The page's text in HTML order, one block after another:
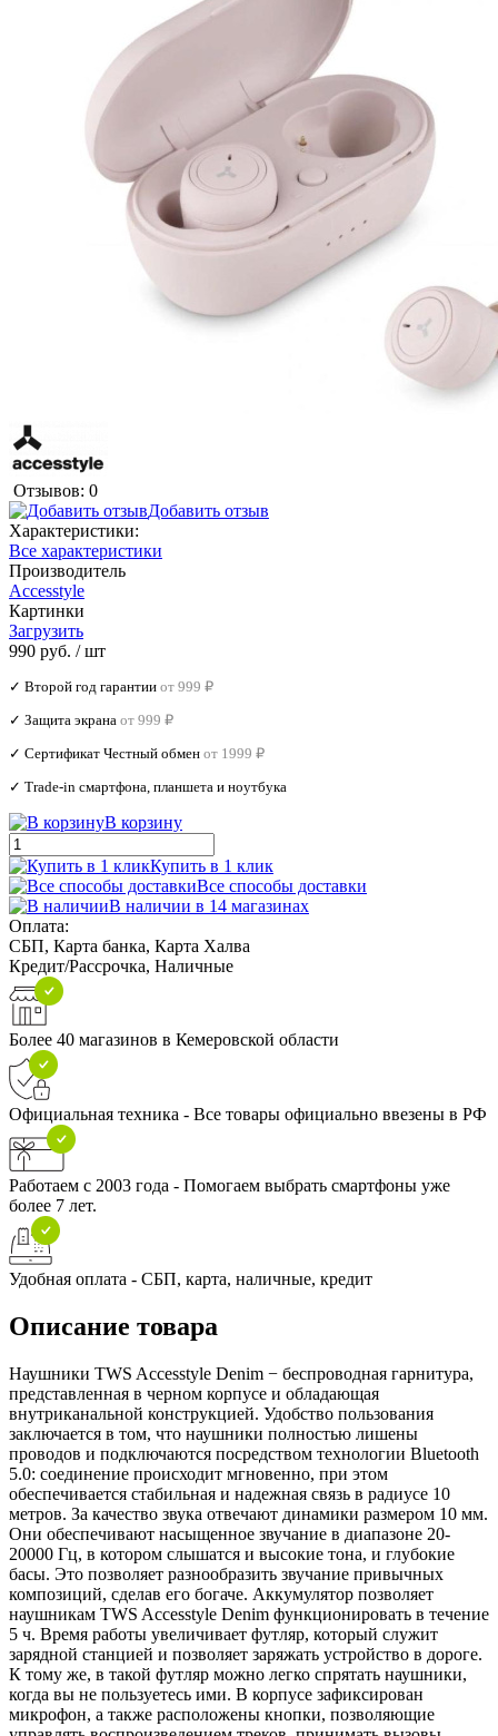
Отзывов: 0
Добавить отзыв
Характеристики:
Все характеристики
Производитель
Accesstyle
Картинки
Загрузить
990 руб. / шт
✓ Второй год гарантии от 999 ₽
✓ Защита экрана от 999 ₽
✓ Сертификат Честный обмен от 1999 ₽
✓ Trade‑in смартфона, планшета и ноутбука
В корзину
Купить в 1 клик
Все способы доставки
В наличии в 14 магазинах
Оплата:
СБП, Карта банка, Карта Халва
Кредит/Рассрочка, Наличные
Более 40 магазинов в Кемеровской области
Официальная техника - Все товары официально ввезены в РФ
Работаем с 2003 года - Помогаем выбрать смартфоны уже
более 7 лет.
Удобная оплата - СБП, карта, наличные, кредит
Описание товара
Наушники TWS Accesstyle Denim − беспроводная гарнитура,
представленная в черном корпусе и обладающая
внутриканальной конструкцией. Удобство пользования
заключается в том, что наушники полностью лишены
проводов и подключаются посредством технологии Bluetooth
5.0: соединение происходит мгновенно, при этом
обеспечивается стабильная и надежная связь в радиусе 10
метров. За качество звука отвечают динамики размером 10 мм.
Они обеспечивают насыщенное звучание в диапазоне 20-
20000 Гц, в котором слышатся и высокие тона, и глубокие
басы. Это позволяет разнообразить звучание привычных
композиций, сделав его богаче. Аккумулятор позволяет
наушникам TWS Accesstyle Denim функционировать в течение
5 ч. Время работы увеличивает футляр, который служит
зарядной станцией и позволяет заряжать устройство в дороге.
К тому же, в такой футляр можно легко спрятать наушники,
когда вы не пользуетесь ими. В корпусе зафиксирован
микрофон, а также расположены кнопки, позволяющие